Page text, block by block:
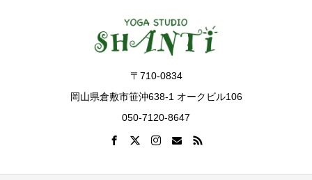
〒710-0834
岡山県倉敷市笹沖638-1 オークビル106
050-7120-8647